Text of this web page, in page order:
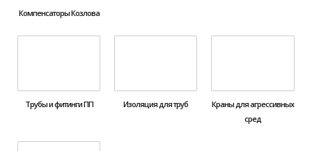
Компенсаторы Козлова
Трубы и фитинги ПП Изоляция для труб
Краны для агрессивных
сред